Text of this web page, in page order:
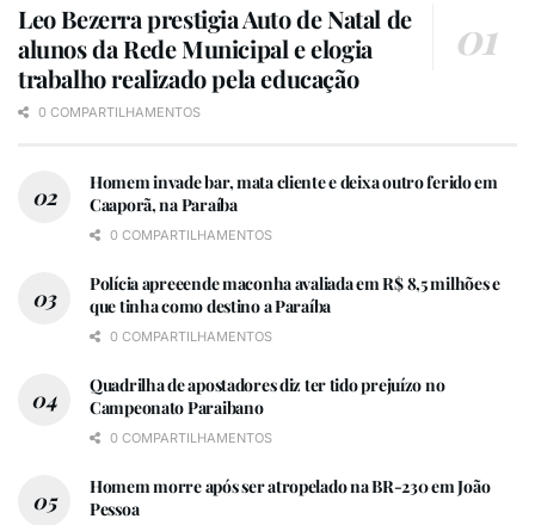
Leo Bezerra prestigia Auto de Natal de
alunos da Rede Municipal e elogia
trabalho realizado pela educação
0 COMPARTILHAMENTOS
Homem invade bar, mata cliente e deixa outro ferido em
Caaporã, na Paraíba
0 COMPARTILHAMENTOS
Polícia apreeende maconha avaliada em R$ 8,5 milhões e
que tinha como destino a Paraíba
0 COMPARTILHAMENTOS
Quadrilha de apostadores diz ter tido prejuízo no
Campeonato Paraibano
0 COMPARTILHAMENTOS
Homem morre após ser atropelado na BR-230 em João
Pessoa